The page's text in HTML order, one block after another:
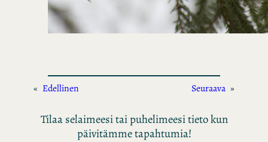
« Edellinen Seuraava »
Tilaa selaimeesi tai puhelimeesi tieto kun
päivitämme tapahtumia!